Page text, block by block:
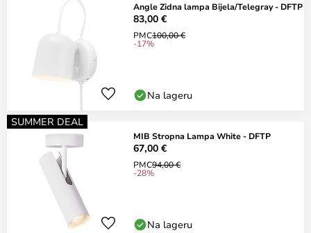
Angle Zidna lampa Bijela/Telegray - DFTP
83,00 €
PMC100,00 €
-17%
Na lageru
SUMMER DEAL
MIB Stropna Lampa White - DFTP
67,00 €
PMC94,00 €
-28%
Na lageru